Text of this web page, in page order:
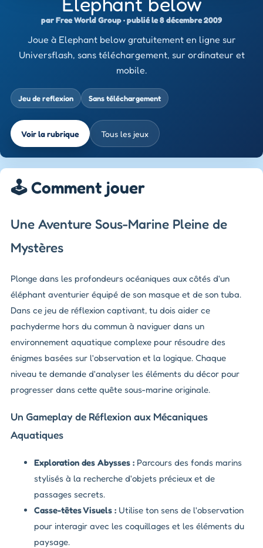
par Free World Group · publié le 8 décembre 2009
Joue à Elephant below gratuitement en ligne sur
Universflash, sans téléchargement, sur ordinateur et
mobile.
Jeu de reflexion Sans téléchargement
Voir la rubrique Tous les jeux
🕹️ Comment jouer
Une Aventure Sous-Marine Pleine de
Mystères
Plonge dans les profondeurs océaniques aux côtés d'un
éléphant aventurier équipé de son masque et de son tuba.
Dans ce jeu de réflexion captivant, tu dois aider ce
pachyderme hors du commun à naviguer dans un
environnement aquatique complexe pour résoudre des
énigmes basées sur l'observation et la logique. Chaque
niveau te demande d'analyser les éléments du décor pour
progresser dans cette quête sous-marine originale.
Un Gameplay de Réflexion aux Mécaniques
Aquatiques
Exploration des Abysses : Parcours des fonds marins
stylisés à la recherche d'objets précieux et de
passages secrets.
Casse-têtes Visuels : Utilise ton sens de l'observation
pour interagir avec les coquillages et les éléments du
paysage.